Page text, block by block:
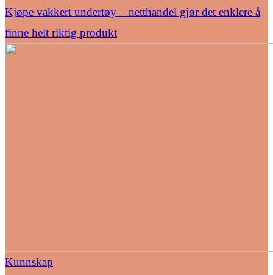
Kjøpe vakkert undertøy – netthandel gjør det enklere å
finne helt riktig produkt
Kunnskap